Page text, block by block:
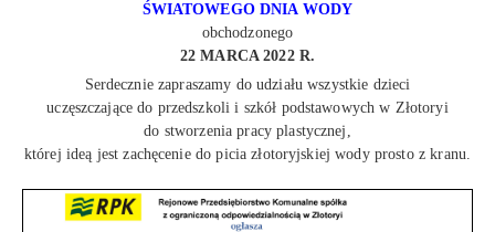
ŚWIATOWEGO DNIA WODY
obchodzonego
22 MARCA 2022 R.
Serdecznie zapraszamy do udziału wszystkie dzieci
uczęszczające do przedszkoli i szkół podstawowych w Złotoryi
do stworzenia pracy plastycznej,
której ideą jest zachęcenie do picia złotoryjskiej wody prosto z kranu.